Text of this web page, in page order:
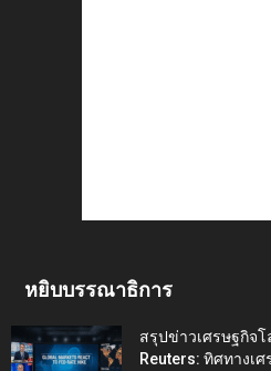
หยิบบรรณาธิการ
สรุปข่าวเศรษฐกิจโ
Reuters: ทิศทางเ